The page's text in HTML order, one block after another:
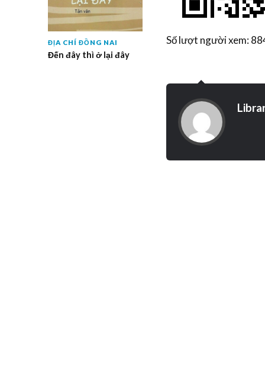
ĐỊA CHÍ ĐỒNG NAI
Đến đây thì ở lại đây
Số lượt người xem: